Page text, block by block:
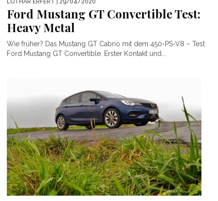
LOTHAR ERFERT | 29/04/2020
Ford Mustang GT Convertible Test:
Heavy Metal
Wie früher? Das Mustang GT Cabrio mit dem 450-PS-V8 – Test
Ford Mustang GT Convertible. Erster Kontakt und...